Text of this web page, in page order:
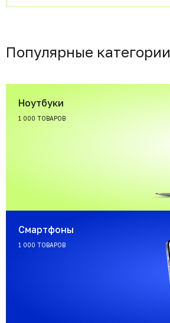
Популярные категории
Ноутбуки
1 000 ТОВАРОВ
Смартфоны
1 000 ТОВАРОВ